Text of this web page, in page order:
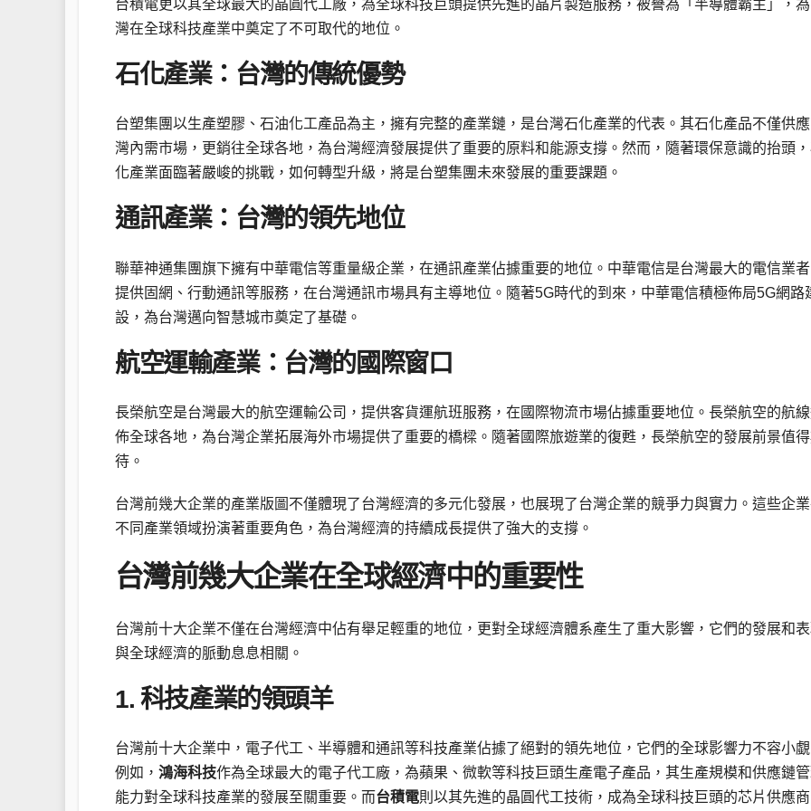
台積電更以其全球最大的晶圓代工廠，為全球科技巨頭提供先進的晶片製造服務，被譽為「半導體霸主」，
灣在全球科技產業中奠定了不可取代的地位。
石化產業：台灣的傳統優勢
台塑集團以生產塑膠、石油化工產品為主，擁有完整的產業鏈，是台灣石化產業的代表。其石化產品不僅供
灣內需市場，更銷往全球各地，為台灣經濟發展提供了重要的原料和能源支撐。然而，隨著環保意識的抬頭
化產業面臨著嚴峻的挑戰，如何轉型升級，將是台塑集團未來發展的重要課題。
通訊產業：台灣的領先地位
聯華神通集團旗下擁有中華電信等重量級企業，在通訊產業佔據重要的地位。中華電信是台灣最大的電信業者
提供固網、行動通訊等服務，在台灣通訊市場具有主導地位。隨著5G時代的到來，中華電信積極佈局5G網路
設，為台灣邁向智慧城市奠定了基礎。
航空運輸產業：台灣的國際窗口
長榮航空是台灣最大的航空運輸公司，提供客貨運航班服務，在國際物流市場佔據重要地位。長榮航空的航
佈全球各地，為台灣企業拓展海外市場提供了重要的橋樑。隨著國際旅遊業的復甦，長榮航空的發展前景值得
待。
台灣前幾大企業的產業版圖不僅體現了台灣經濟的多元化發展，也展現了台灣企業的競爭力與實力。這些企
不同產業領域扮演著重要角色，為台灣經濟的持續成長提供了強大的支撐。
台灣前幾大企業在全球經濟中的重要性
台灣前十大企業不僅在台灣經濟中佔有舉足輕重的地位，更對全球經濟體系產生了重大影響，它們的發展和
與全球經濟的脈動息息相關。
1. 科技產業的領頭羊
台灣前十大企業中，電子代工、半導體和通訊等科技產業佔據了絕對的領先地位，它們的全球影響力不容小覷
例如， 鴻海科技作為全球最大的電子代工廠，為蘋果、微軟等科技巨頭生產電子產品，其生產規模和供應鏈
能力對全球科技產業的發展至關重要。而台積電則以其先進的晶圓代工技術，成為全球科技巨頭的芯片供應商